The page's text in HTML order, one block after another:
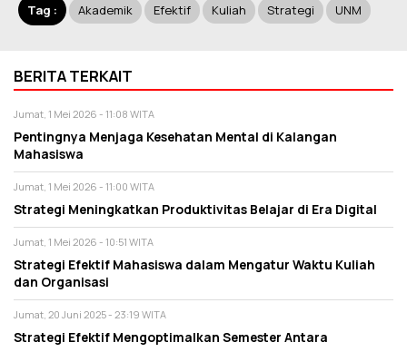
Tag : Akademik Efektif Kuliah Strategi UNM
BERITA TERKAIT
Jumat, 1 Mei 2026 - 11:08 WITA
Pentingnya Menjaga Kesehatan Mental di Kalangan
Mahasiswa
Jumat, 1 Mei 2026 - 11:00 WITA
Strategi Meningkatkan Produktivitas Belajar di Era Digital
Jumat, 1 Mei 2026 - 10:51 WITA
Strategi Efektif Mahasiswa dalam Mengatur Waktu Kuliah
dan Organisasi
Jumat, 20 Juni 2025 - 23:19 WITA
Strategi Efektif Mengoptimalkan Semester Antara